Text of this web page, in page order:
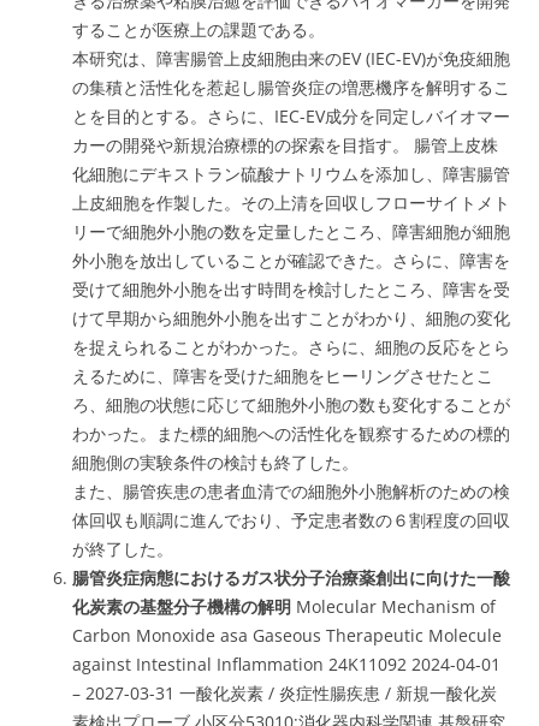
することが医療上の課題である。
本研究は、障害腸管上皮細胞由来のEV (IEC-EV)が免疫細胞
の集積と活性化を惹起し腸管炎症の増悪機序を解明するこ
とを目的とする。さらに、IEC-EV成分を同定しバイオマー
カーの開発や新規治療標的の探索を目指す。 腸管上皮株
化細胞にデキストラン硫酸ナトリウムを添加し、障害腸管
上皮細胞を作製した。その上清を回収しフローサイトメト
リーで細胞外小胞の数を定量したところ、障害細胞が細胞
外小胞を放出していることが確認できた。さらに、障害を
受けて細胞外小胞を出す時間を検討したところ、障害を受
けて早期から細胞外小胞を出すことがわかり、細胞の変化
を捉えられることがわかった。さらに、細胞の反応をとら
えるために、障害を受けた細胞をヒーリングさせたとこ
ろ、細胞の状態に応じて細胞外小胞の数も変化することが
わかった。また標的細胞への活性化を観察するための標的
細胞側の実験条件の検討も終了した。
また、腸管疾患の患者血清での細胞外小胞解析のための検
体回収も順調に進んでおり、予定患者数の６割程度の回収
が終了した。
腸管炎症病態におけるガス状分子治療薬創出に向けた一酸
化炭素の基盤分子機構の解明 Molecular Mechanism of
Carbon Monoxide asa Gaseous Therapeutic Molecule
against Intestinal Inflammation 24K11092 2024-04-01
– 2027-03-31 一酸化炭素 / 炎症性腸疾患 / 新規一酸化炭